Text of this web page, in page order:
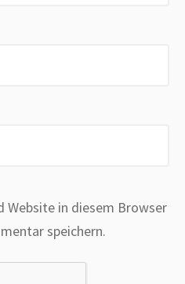
Website in diesem Browser
speichern.